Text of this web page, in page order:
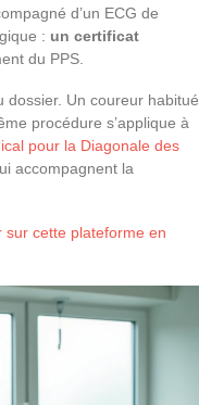
d’un ECG de
: un certificat
du PPS.
Un coureur habitué
procédure s’applique à
pour la Diagonale des
accompagnent la
sur cette plateforme en